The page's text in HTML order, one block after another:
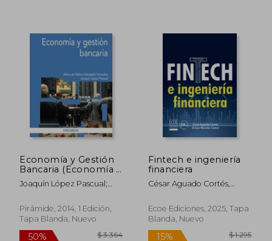
Economía y Gestión
Bancaria (Economía y
Empresa)
Joaquín López Pascual;
Sebastián González
Pirámide, 2014, 1 Edición,
Tapa Blanda, Nuevo
Fintech e ingeniería
financiera
César Aguado Cortés,
Ecoe Ediciones, 2025, Tapa
Blanda, Nuevo